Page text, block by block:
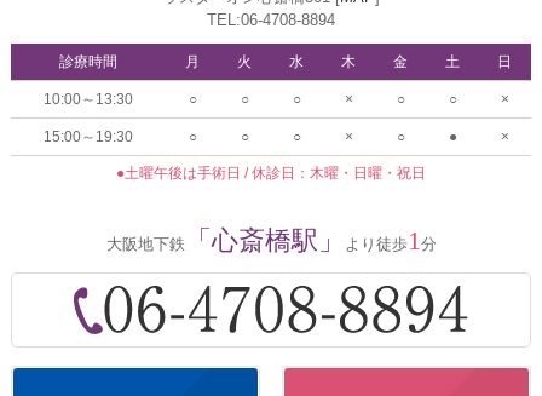
TEL:06-4708-8894
診療時間 月 火 水 木 金 土 日
10:00～13:30 ○ ○ ○ × ○ ○ ×
15:00～19:30 ○ ○ ○ × ○ ● ×
●土曜午後は手術日 / 休診日：木曜・日曜・祝日
大阪地下鉄 「心斎橋駅」 より徒歩1 分